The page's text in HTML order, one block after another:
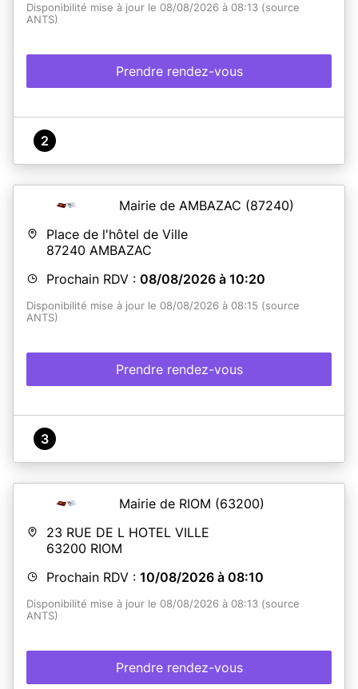
Disponibilité mise à jour le 08/08/2026 à 08:13 (source
ANTS)
Prendre rendez-vous
2
Mairie de AMBAZAC (87240)
Place de l'hôtel de Ville
87240 AMBAZAC
Prochain RDV : 08/08/2026 à 10:20
Disponibilité mise à jour le 08/08/2026 à 08:15 (source
ANTS)
Prendre rendez-vous
3
Mairie de RIOM (63200)
23 RUE DE L HOTEL VILLE
63200 RIOM
Prochain RDV : 10/08/2026 à 08:10
Disponibilité mise à jour le 08/08/2026 à 08:13 (source
ANTS)
Prendre rendez-vous